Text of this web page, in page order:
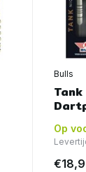
Bulls
Op